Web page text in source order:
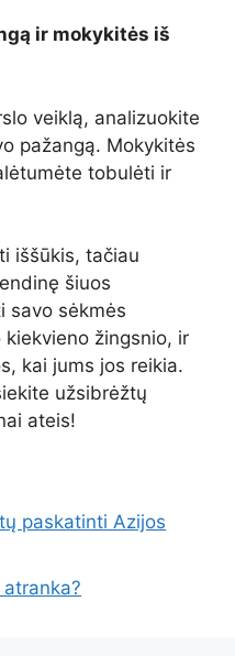
ir mokykitės iš
veiklą, analizuokite
pažangą. Mokykitės
tobulėti ir
iššūkis, tačiau
šiuos
savo sėkmės
žingsnio, ir
kai jums jos reikia.
užsibrėžtų
ateis!
paskatinti Azijos